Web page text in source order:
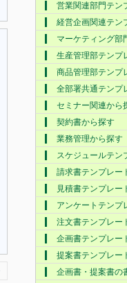
営業関連部門テン
経営企画関連テン
マーケティング部
生産管理部テンプ
商品管理部テンプ
全部署共通テンプ
セミナー関連から
契約書から探す
業務管理から探す
スケジュールテン
請求書テンプレー
見積書テンプレー
アンケートテンプ
注文書テンプレー
企画書テンプレー
提案書テンプレー
企画書・提案書の